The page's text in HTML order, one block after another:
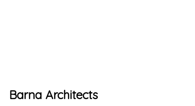
Barna Architects